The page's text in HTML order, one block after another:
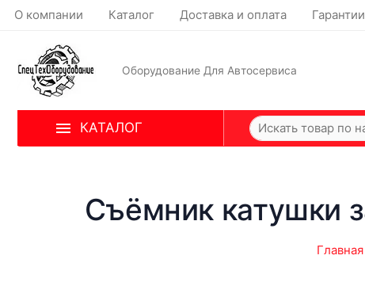
О компании Каталог Доставка и оплата
Оборудование Для Автосервиса
КАТАЛОГ
Съёмник катушки
Главная